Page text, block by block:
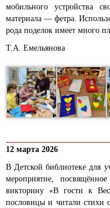
мобильного устройства
материала — фетра.
рода поделок имеет много
Т.А. Емельянова
12 марта 2026
В Детской библиотеке для
мероприятие,
викторину «В гости к
пословицы и читали стихи